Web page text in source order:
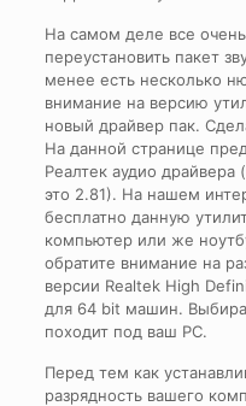
На самом деле все
переустановить пакет
менее есть несколько
внимание на версию
новый драйвер пак.
На данной странице
Реалтек аудио драйвера
это 2.81). На нашем
бесплатно данную
компьютер или же
обратите внимание на
версии Realtek High
для 64 bit машин.
походит под ваш PC.
Перед тем как
разрядность вашего